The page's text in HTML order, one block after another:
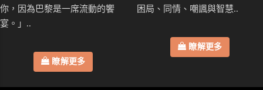
你，因為巴黎是一席流動的饗
宴。」..
瞭解更多
困局、同情、嘲諷與智慧..
瞭解更多